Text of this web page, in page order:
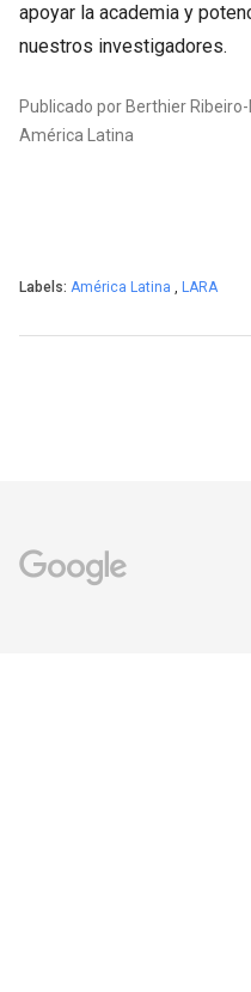
apoyar la academia y
nuestros investigadores.
Publicado por Berthier
América Latina
Labels: América Latina LARA